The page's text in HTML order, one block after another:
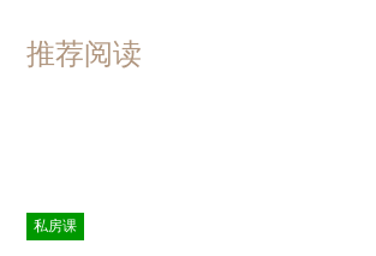
推荐阅读
私房课